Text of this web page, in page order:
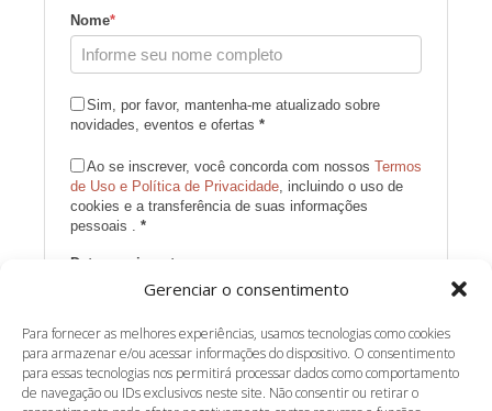
Gerenciar o consentimento
Para fornecer as melhores experiências, usamos tecnologias como cookies
para armazenar e/ou acessar informações do dispositivo. O consentimento
para essas tecnologias nos permitirá processar dados como comportamento
de navegação ou IDs exclusivos neste site. Não consentir ou retirar o
Nome*
Sim, por favor, mantenha-me atualizado sobre
novidades, eventos e ofertas *
Ao se inscrever, você concorda com nossos Termos
de Uso e Política de Privacidade, incluindo o uso de
cookies e a transferência de suas informações
pessoais . *
Data nascimento
Inscrever-se
Desenvolvido por SendPulse